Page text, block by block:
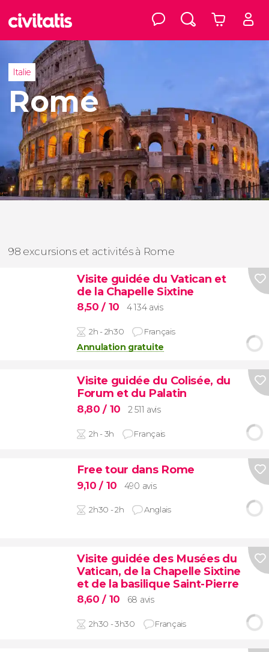
Italie
Rome
98 excursions et activités à Rome
Visite guidée du Vatican et
de la Chapelle Sixtine
8,50/ 10 4 134 avis
2h - 2h30 Français
Annulation gratuite
Visite guidée du Colisée, du
Forum et du Palatin
8,80/ 10 2 511 avis
2h - 3h Français
Free tour dans Rome
9,10/ 10 490 avis
2h30 - 2h Anglais
Visite guidée des Musées du
Vatican, de la Chapelle Sixtine
et de la basilique Saint-Pierre
8,60/ 10 68 avis
2h30 - 3h30 Français